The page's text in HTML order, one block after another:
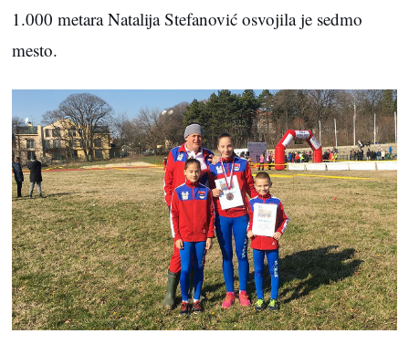
1.000 metara Natalija Stefanović osvojila je sedmo
mesto.